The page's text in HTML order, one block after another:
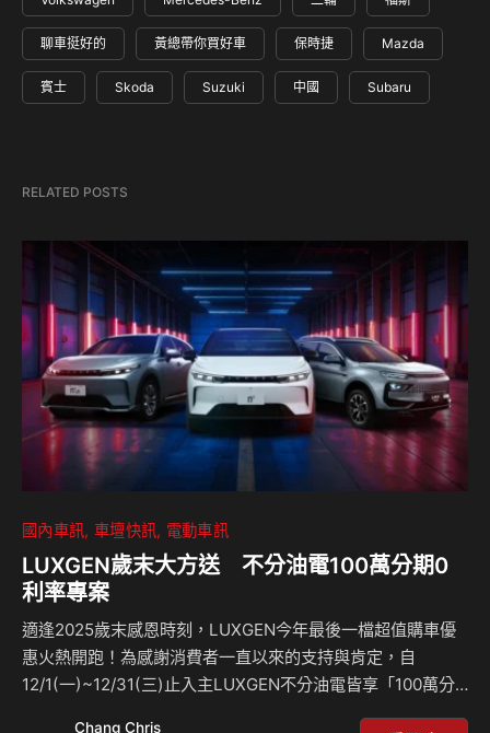
聊車挺好的 黃總帶你買好車 保時捷 Mazda
賓士 Skoda Suzuki 中國 Subaru
RELATED POSTS
國內車訊 車壇快訊 電動車訊
LUXGEN歲末大方送 不分油電100萬分期0
利率專案
適逢2025歲末感恩時刻，LUXGEN今年最後一檔超值購車優
惠火熱開跑！為感謝消費者一直以來的支持與肯定，自
12/1(一)~12/31(三)止入主LUXGEN不分油電皆享「100萬分
Chang Chris